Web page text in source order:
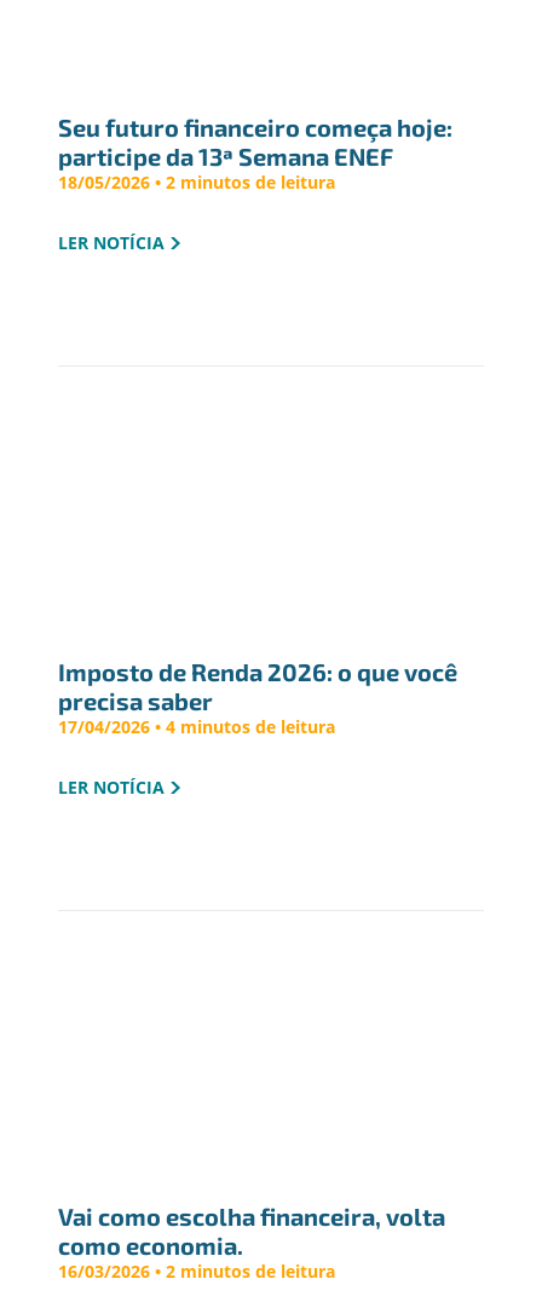
Seu futuro financeiro começa hoje:
participe da 13ª Semana ENEF
18/05/2026 • 2 minutos de leitura
LER NOTÍCIA
Imposto de Renda 2026: o que você
precisa saber
17/04/2026 • 4 minutos de leitura
LER NOTÍCIA
Vai como escolha financeira, volta
como economia.
16/03/2026 • 2 minutos de leitura